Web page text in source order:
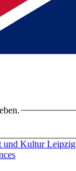
und Kultur Leipzig